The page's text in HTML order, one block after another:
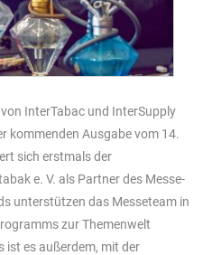
InterTabac und InterSupply
kommenden Ausgabe vom 14.
sich erstmals der
e. V. als Partner des Messe-
unterstützen das Messeteam in
zur Themenwelt
ist es außerdem, mit der